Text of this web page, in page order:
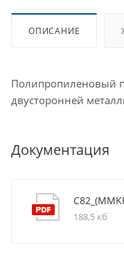
ОПИСАНИЕ
Полипропиленовый
двусторонней
Документация
188,5 кб